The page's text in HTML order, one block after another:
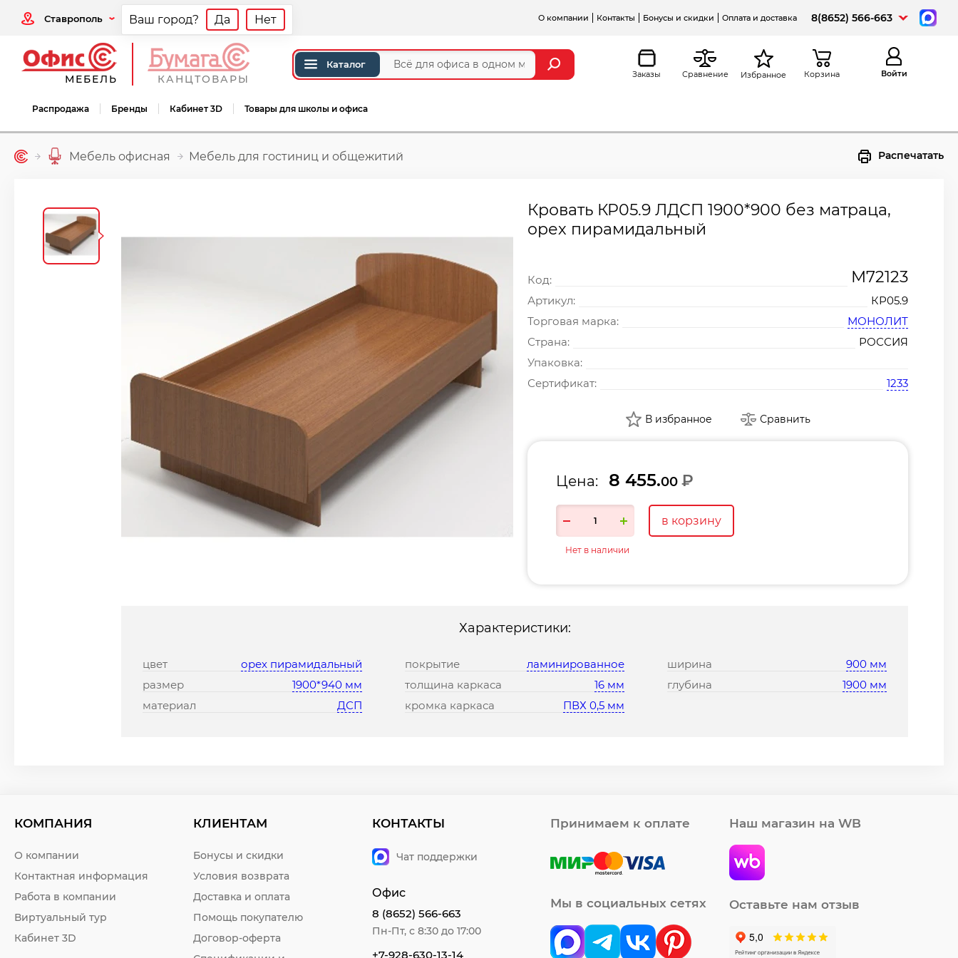
Ставрополь Ваш город? Да Нет О компании Контакты Бонусы и скидки Оплата и доставка 8(8652) 566-663
МЕБЕЛЬ КАНЦТОВАРЫ
Каталог
Заказы Сравнение Избранное Корзина Войти
Распродажа Бренды Кабинет 3D Товары для школы и офиса
Мебель офисная Мебель для гостиниц и общежитий Распечатать
Кровать КР05.9 ЛДСП 1900*900 без матраца,
орех пирамидальный
Код: М72123
Артикул:
КР05.9
Торговая марка:
МОНОЛИТ
Страна:
РОССИЯ
Упаковка:
Сертификат:
1233
В избранное Сравнить
Цена: 8 455.00 ₽
в корзину
Нет в наличии
Характеристики:
цвет
орех пирамидальный
размер
1900*940 мм
материал
ДСП
покрытие
ламинированное
толщина каркаса
16 мм
кромка каркаса
ПВХ 0,5 мм
ширина
900 мм
глубина
1900 мм
КОМПАНИЯ
О компании
Контактная информация
Работа в компании
Виртуальный тур
Кабинет 3D
КЛИЕНТАМ
Бонусы и скидки
Условия возврата
Доставка и оплата
Помощь покупателю
Договор-оферта
КОНТАКТЫ
Чат поддержки
Офис
8 (8652) 566-663
Пн-Пт, с 8:30 до 17:00
+7-928-630-13-14
Принимаем к оплате
Мы в социальных сетях
Наш магазин на WB
Оставьте нам отзыв